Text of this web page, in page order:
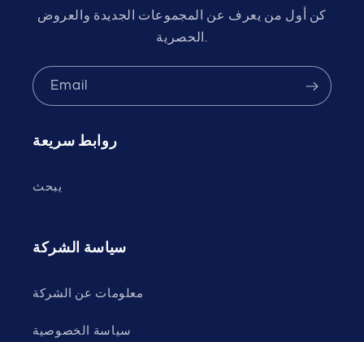
كن أول من يعرف عن المجموعات الجديدة والعروض
الحصرية.
Email
روابط سريعة
يبحث
سياسة الشركة
معلومات عن الشركة
سياسة الخصوصية